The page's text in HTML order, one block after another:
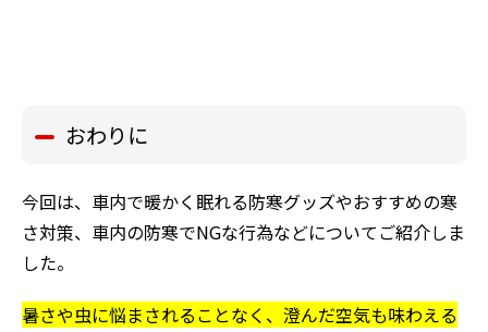
おわりに
今回は、車内で暖かく眠れる防寒グッズやおすすめの寒
さ対策、車内の防寒でNGな行為などについてご紹介しま
した。
暑さや虫に悩まされることなく、澄んだ空気も味わえる